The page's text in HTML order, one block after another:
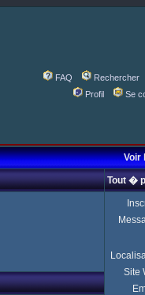
FAQ
Rechercher
Profil
Se
Voir
Tout �
Site